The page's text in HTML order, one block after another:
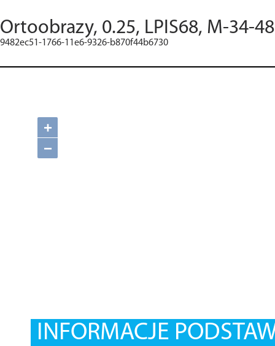
Ortoobrazy, 0.25, LPIS68, M-34-
9482ec51-1766-11e6-9326-b870f44b6730
+
−
INFORMACJE